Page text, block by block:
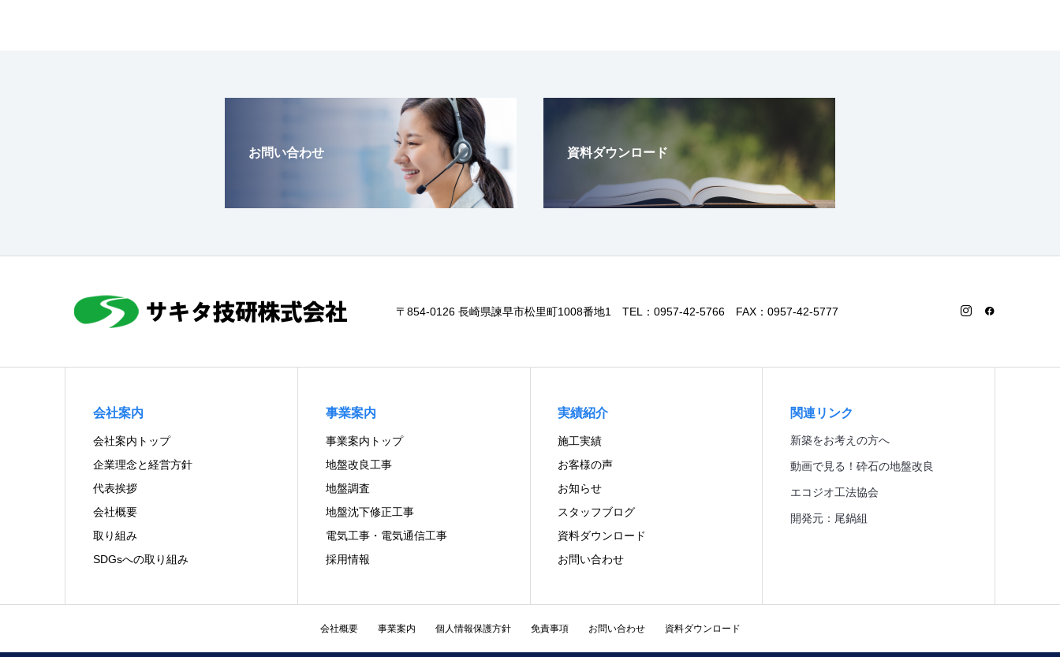
お問い合わせ 資料ダウンロード
〒854-0126 長崎県諫早市松里町1008番地1 TEL：0957-42-5766 FAX：0957-42-5777
会社案内
会社案内トップ
企業理念と経営方針
代表挨拶
会社概要
取り組み
SDGsへの取り組み
事業案内
事業案内トップ
地盤改良工事
地盤調査
地盤沈下修正工事
電気工事・電気通信工事
採用情報
実績紹介
施工実績
お客様の声
お知らせ
スタッフブログ
資料ダウンロード
お問い合わせ
関連リンク
新築をお考えの方へ
動画で見る！砕石の地盤改良
エコジオ工法協会
開発元：尾鍋組
会社概要 事業案内 個人情報保護方針 免責事項 お問い合わせ 資料ダウンロード